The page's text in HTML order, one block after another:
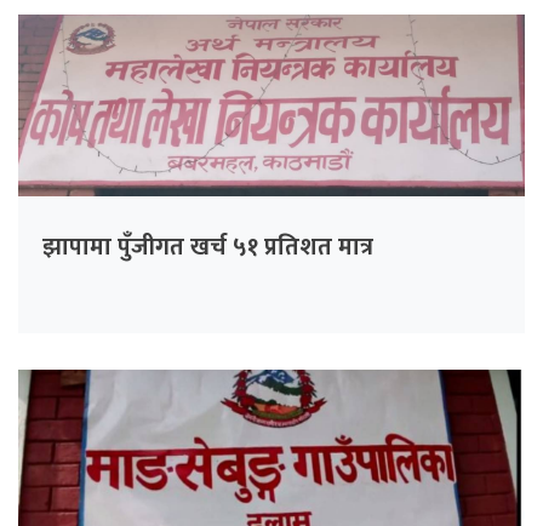
झापामा पुँजीगत खर्च ५१ प्रतिशत मात्र